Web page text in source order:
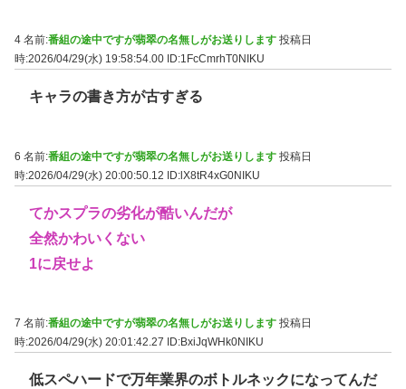
4 名前:番組の途中ですが翡翠の名無しがお送りします 投稿日
時:2026/04/29(水) 19:58:54.00 ID:1FcCmrhT0NIKU
キャラの書き方が古すぎる
6 名前:番組の途中ですが翡翠の名無しがお送りします 投稿日
時:2026/04/29(水) 20:00:50.12 ID:lX8tR4xG0NIKU
てかスプラの劣化が酷いんだが
全然かわいくない
1に戻せよ
7 名前:番組の途中ですが翡翠の名無しがお送りします 投稿日
時:2026/04/29(水) 20:01:42.27
ID:BxiJqWHk0NIKU
低スペハードで万年業界のボトルネックになってんだ